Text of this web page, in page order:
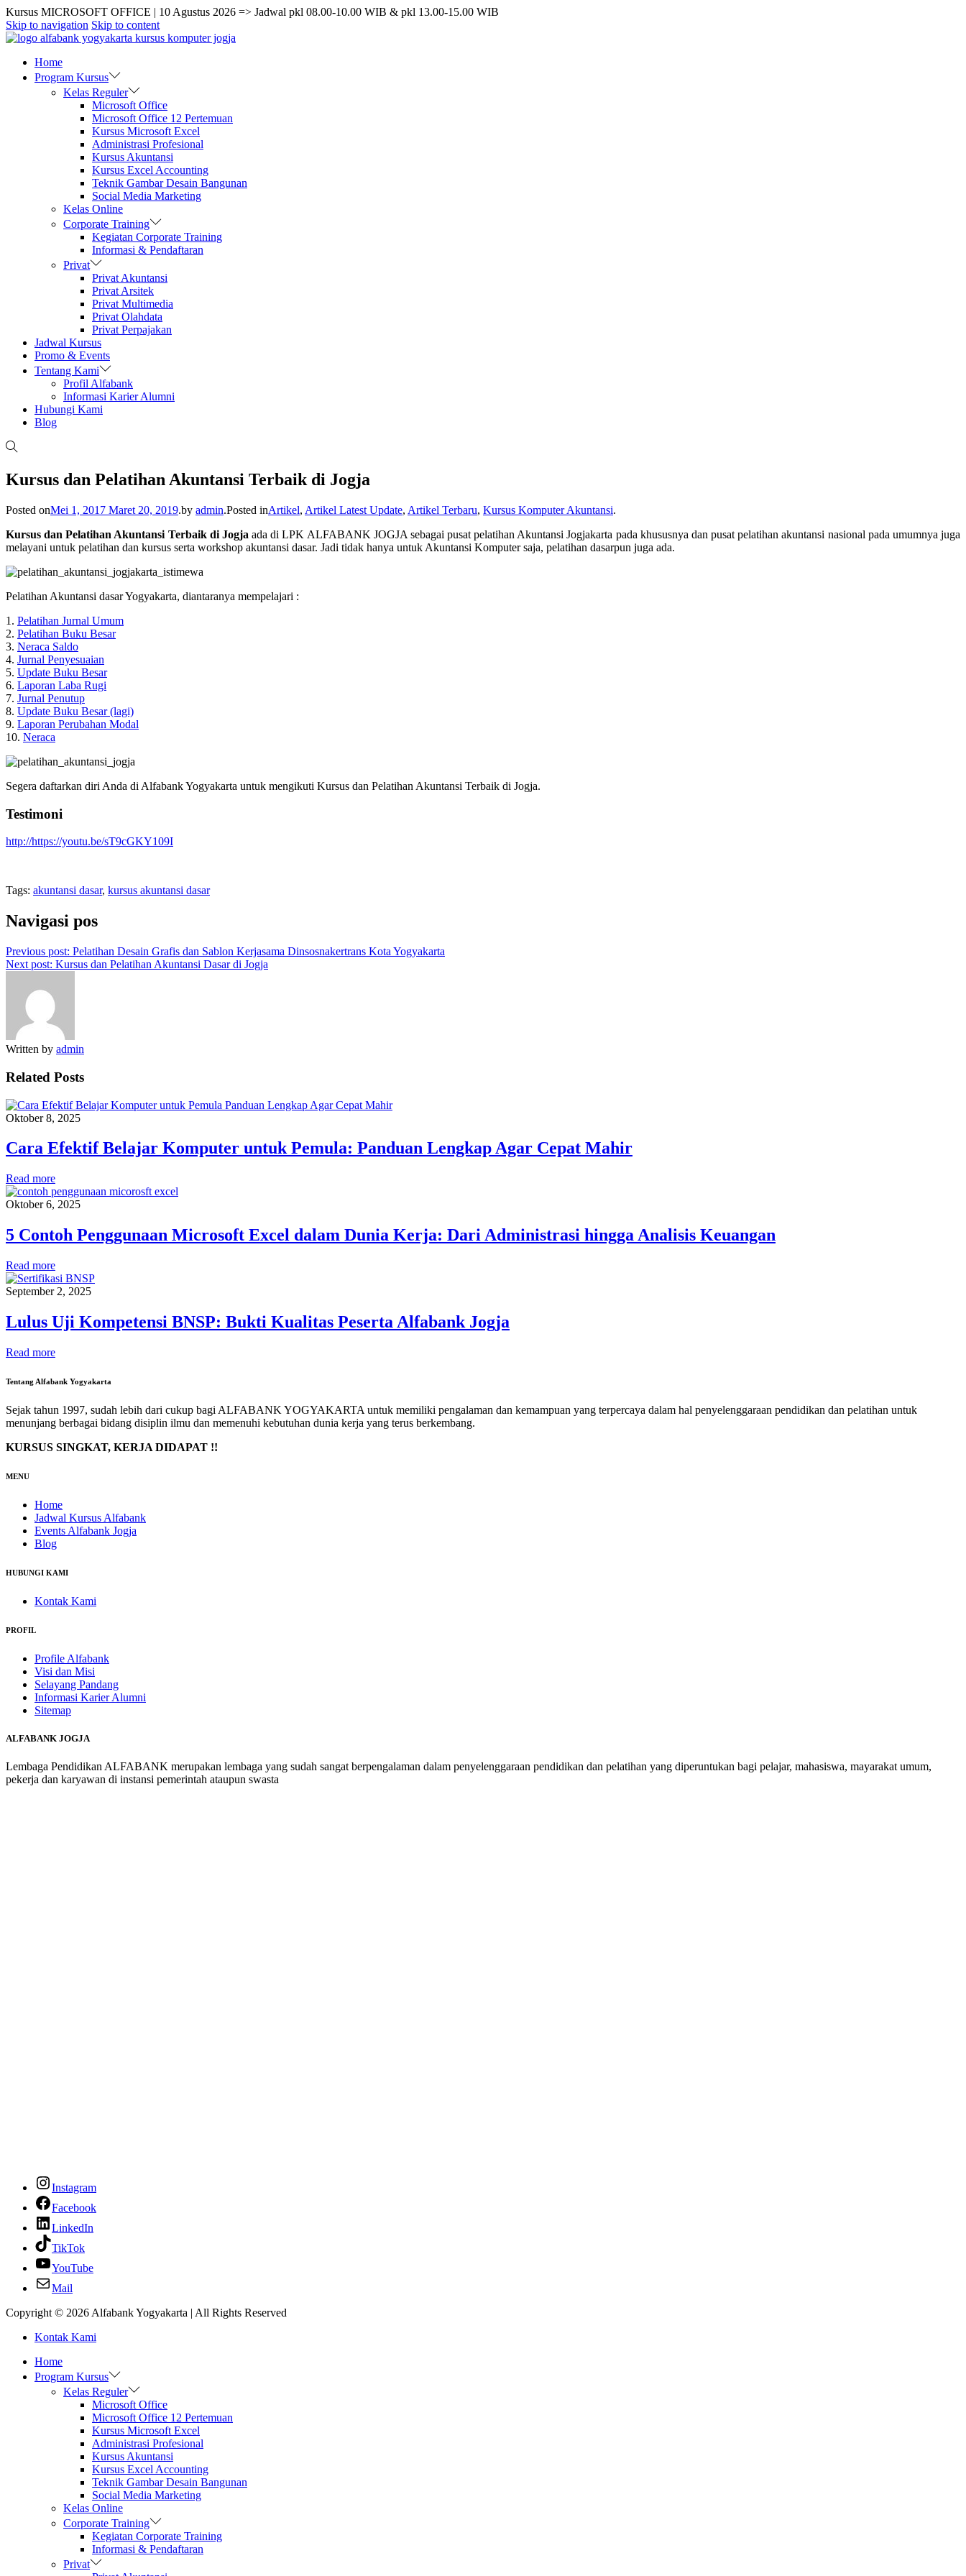
Kursus MICROSOFT OFFICE | 10 Agustus 2026 => Jadwal pkl 08.00-10.00 WIB & pkl 13.00-15.00 WIB
Skip to navigation Skip to content
Home
Program Kursus
Kelas Reguler
Microsoft Office
Microsoft Office 12 Pertemuan
Kursus Microsoft Excel
Administrasi Profesional
Kursus Akuntansi
Kursus Excel Accounting
Teknik Gambar Desain Bangunan
Social Media Marketing
Kelas Online
Corporate Training
Kegiatan Corporate Training
Informasi & Pendaftaran
Privat
Privat Akuntansi
Privat Arsitek
Privat Multimedia
Privat Olahdata
Privat Perpajakan
Jadwal Kursus
Promo & Events
Tentang Kami
Profil Alfabank
Informasi Karier Alumni
Hubungi Kami
Blog
Kursus dan Pelatihan Akuntansi Terbaik di Jogja
Posted onMei 1, 2017 Maret 20, 2019.by admin.Posted inArtikel, Artikel Latest Update, Artikel Terbaru, Kursus Komputer Akuntansi.
Kursus dan Pelatihan Akuntansi Terbaik di Jogja ada di LPK ALFABANK JOGJA sebagai pusat pelatihan Akuntansi Jogjakarta pada khususnya dan pusat pelatihan akuntansi nasional pada umumnya juga
melayani untuk pelatihan dan kursus serta workshop akuntansi dasar. Jadi tidak hanya untuk Akuntansi Komputer saja, pelatihan dasarpun juga ada.
Pelatihan Akuntansi dasar Yogyakarta, diantaranya mempelajari :
1. Pelatihan Jurnal Umum
2. Pelatihan Buku Besar
3. Neraca Saldo
4. Jurnal Penyesuaian
5. Update Buku Besar
6. Laporan Laba Rugi
7. Jurnal Penutup
8. Update Buku Besar (lagi)
9. Laporan Perubahan Modal
10. Neraca
Segera daftarkan diri Anda di Alfabank Yogyakarta untuk mengikuti Kursus dan Pelatihan Akuntansi Terbaik di Jogja.
Testimoni
http://https://youtu.be/sT9cGKY109I
Tags: akuntansi dasar, kursus akuntansi dasar
Navigasi pos
Previous post: Pelatihan Desain Grafis dan Sablon Kerjasama Dinsosnakertrans Kota Yogyakarta
Next post: Kursus dan Pelatihan Akuntansi Dasar di Jogja
Written by admin
Related Posts
Oktober 8, 2025
Cara Efektif Belajar Komputer untuk Pemula: Panduan Lengkap Agar Cepat Mahir
Read more
Oktober 6, 2025
5 Contoh Penggunaan Microsoft Excel dalam Dunia Kerja: Dari Administrasi hingga Analisis Keuangan
Read more
September 2, 2025
Lulus Uji Kompetensi BNSP: Bukti Kualitas Peserta Alfabank Jogja
Read more
Tentang Alfabank Yogyakarta
Sejak tahun 1997, sudah lebih dari cukup bagi ALFABANK YOGYAKARTA untuk memiliki pengalaman dan kemampuan yang terpercaya dalam hal penyelenggaraan pendidikan dan pelatihan untuk
menunjang berbagai bidang disiplin ilmu dan memenuhi kebutuhan dunia kerja yang terus berkembang.
KURSUS SINGKAT, KERJA DIDAPAT !!
MENU
Home
Jadwal Kursus Alfabank
Events Alfabank Jogja
Blog
HUBUNGI KAMI
Kontak Kami
PROFIL
Profile Alfabank
Visi dan Misi
Selayang Pandang
Informasi Karier Alumni
Sitemap
ALFABANK JOGJA
Lembaga Pendidikan ALFABANK merupakan lembaga yang sudah sangat berpengalaman dalam penyelenggaraan pendidikan dan pelatihan yang diperuntukan bagi pelajar, mahasiswa, mayarakat umum,
pekerja dan karyawan di instansi pemerintah ataupun swasta
Instagram
Facebook
LinkedIn
TikTok
YouTube
Mail
Copyright © 2026 Alfabank Yogyakarta | All Rights Reserved
Kontak Kami
Home
Program Kursus
Kelas Reguler
Microsoft Office
Microsoft Office 12 Pertemuan
Kursus Microsoft Excel
Administrasi Profesional
Kursus Akuntansi
Kursus Excel Accounting
Teknik Gambar Desain Bangunan
Social Media Marketing
Kelas Online
Corporate Training
Kegiatan Corporate Training
Informasi & Pendaftaran
Privat